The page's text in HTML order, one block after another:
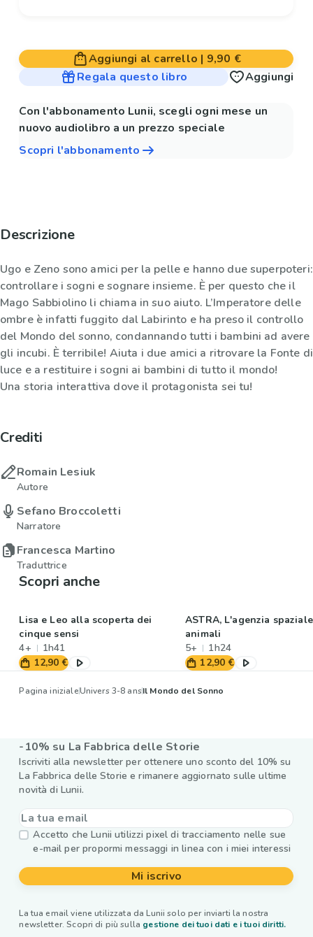
Aggiungi al carrello | 9,90 €
Regala questo libro
Aggiungi
Con l'abbonamento Lunii, scegli ogni mese un
nuovo audiolibro a un prezzo speciale
Scopri l'abbonamento
Descrizione
Ugo e Zeno sono amici per la pelle e hanno due superpoteri:
controllare i sogni e sognare insieme. È per questo che il
Mago Sabbiolino li chiama in suo aiuto. L’Imperatore delle
ombre è infatti fuggito dal Labirinto e ha preso il controllo
del Mondo del sonno, condannando tutti i bambini ad avere
gli incubi. È terribile! Aiuta i due amici a ritrovare la Fonte di
luce e a restituire i sogni ai bambini di tutto il mondo!
Una storia interattiva dove il protagonista sei tu!
Crediti
Romain Lesiuk
Autore
Sefano Broccoletti
Narratore
Francesca Martino
Traduttrice
Scopri anche
Lisa e Leo alla scoperta dei
cinque sensi
4+
1h41
12,90 €
ASTRA, L'agenzia
animali
5+
1h24
12,90 €
Pagina inizialeUnivers 3-8 ansIl Mondo del Sonno
-10% su La Fabbrica delle Storie
Iscriviti alla newsletter per ottenere uno sconto del 10% su
La Fabbrica delle Storie e rimanere aggiornato sulle ultime
novità di Lunii.
Accetto che Lunii utilizzi pixel di tracciamento nelle sue
e-mail per propormi messaggi in linea con i miei interessi
Mi iscrivo
La tua email viene utilizzata da Lunii solo per inviarti la nostra
newsletter. Scopri di più sulla gestione dei tuoi dati e i tuoi diritti.